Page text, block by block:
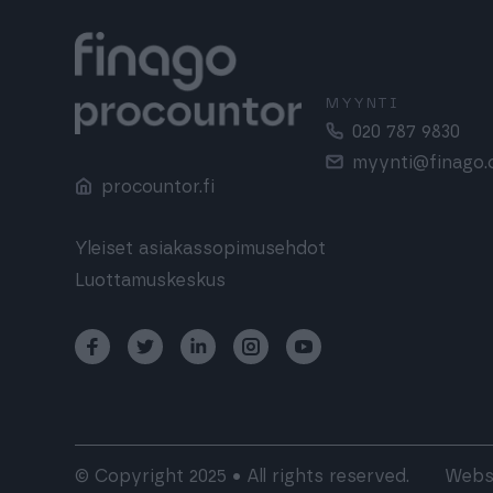
procountor.fi
Yleiset asiakassopimusehdot
Luottamuskeskus
MYYNTI
020 787 9830
© Copyright 2025 • All rights reserved.